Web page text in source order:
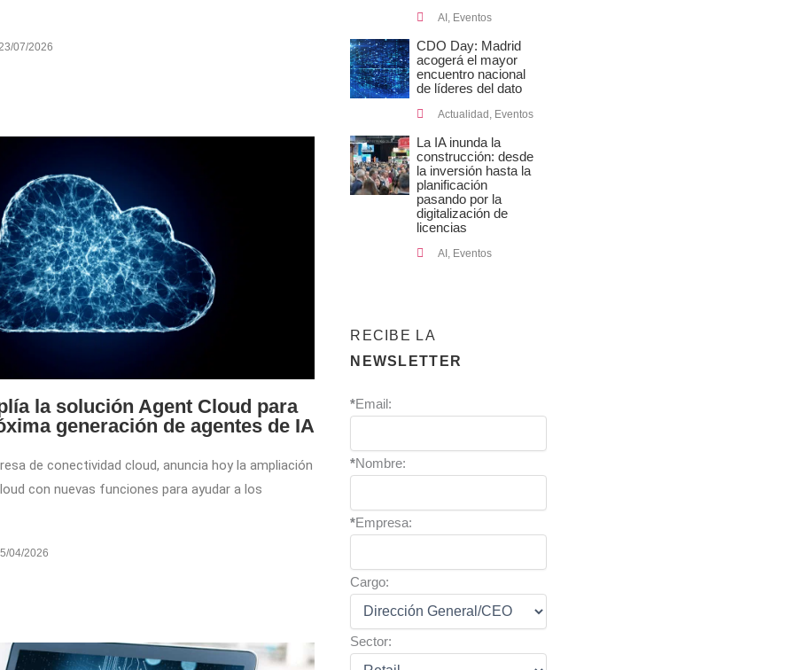
07/2026
la solución Agent Cloud para
generación de agentes de IA
de conectividad cloud, anuncia hoy la ampliación
con nuevas funciones para ayudar a los
04/2026
AI, Eventos
CDO Day: Madrid
acogerá el mayor
encuentro nacional
de líderes del dato
Actualidad , Eventos
La IA inunda la
construcción: desde
la inversión hasta la
planificación
pasando por la
digitalización de
licencias
AI , Eventos
RECIBE LA
NEWSLETTER
*Email:
*Nombre:
*Empresa:
Cargo:
Sector: